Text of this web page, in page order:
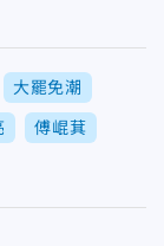
大罷免潮
傅崐萁